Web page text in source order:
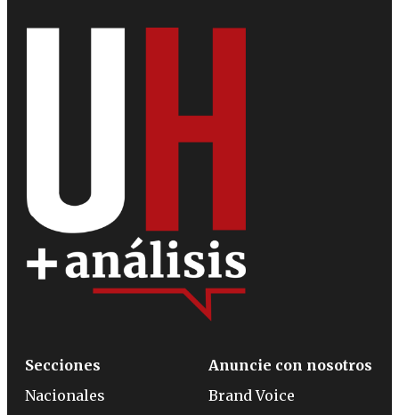
Secciones
Nacionales
Anuncie con nosotros
Brand Voice